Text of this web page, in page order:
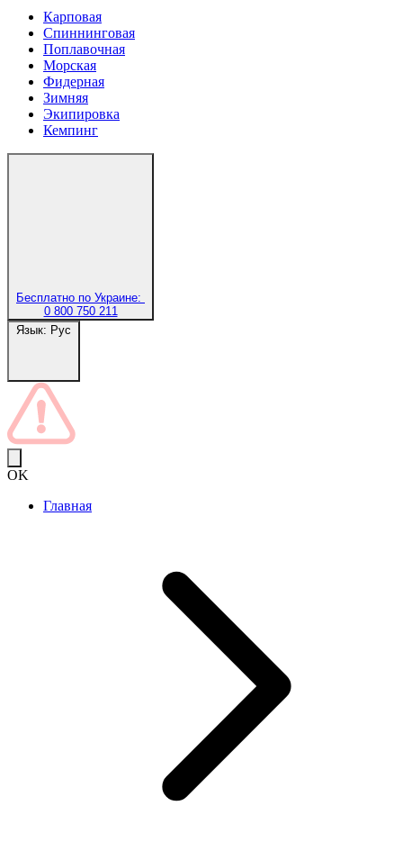
Карповая
Спиннинговая
Поплавочная
Морская
Фидерная
Зимняя
Экипировка
Кемпинг
Бесплатно по Украине:
0 800 750 211
Язык: Рус
OK
Главная